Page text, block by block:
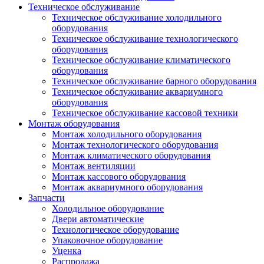
Техническое обслуживание
Техническое обслуживание холодильного
оборудования
Техническое обслуживание технологического
оборудования
Техническое обслуживание климатического
оборудования
Техническое обслуживание барного оборудования
Техническое обслуживание аквариумного
оборудования
Техническое обслуживание кассовой техники
Монтаж оборудования
Монтаж холодильного оборудования
Монтаж технологического оборудования
Монтаж климатического оборудования
Монтаж вентиляции
Монтаж кассового оборудования
Монтаж аквариумного оборудования
Запчасти
Холодильное оборудование
Двери автоматические
Технологическое оборудование
Упаковочное оборудование
Уценка
Распродажа